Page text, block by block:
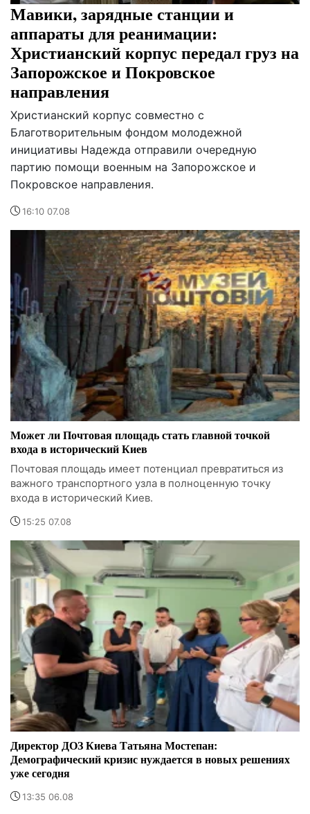
Мавики, зарядные станции и
аппараты для реанимации:
Христианский корпус передал груз на
Запорожское и Покровское
направления
Христианский корпус совместно с
Благотворительным фондом молодежной
инициативы Надежда отправили очередную
партию помощи военным на Запорожское и
Покровское направления.
16:10 07.08
Может ли Почтовая площадь стать главной точкой
входа в исторический Киев
Почтовая площадь имеет потенциал превратиться из
важного транспортного узла в полноценную точку
входа в исторический Киев.
15:25 07.08
Директор ДОЗ Киева Татьяна Мостепан:
Демографический кризис нуждается в новых решениях
уже сегодня
13:35 06.08